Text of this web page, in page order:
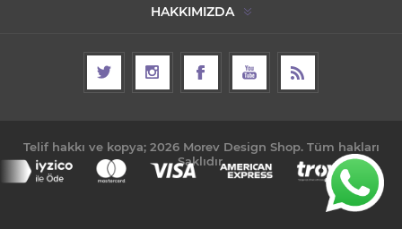
HAKKIMIZDA
Telif hakkı ve kopya; 2026 Morev Design Shop. Tüm hakları
Saklıdır.